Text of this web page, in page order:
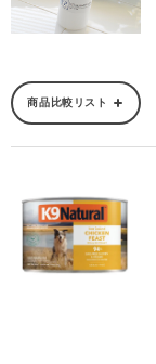
商品比較リスト